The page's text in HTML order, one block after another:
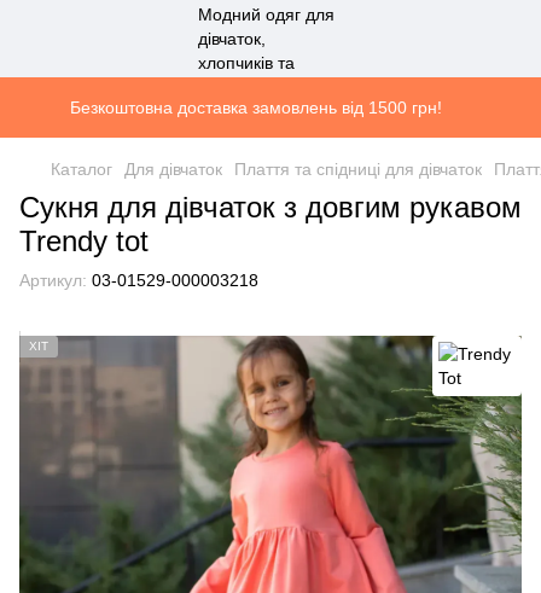
Безкоштовна доставка замовлень від 1500 грн!
Каталог Для дівчаток Плаття та спідниці для дівчаток
Сукня для дівчаток з довгим рукавом
Trendy tot
Артикул: 03-01529-000003218
ХІТ